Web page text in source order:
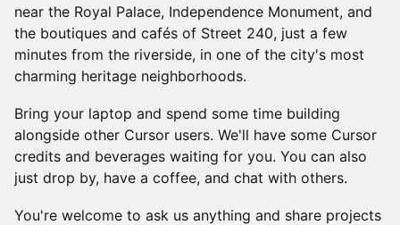
near the Royal Palace, Independence Monument, and
the boutiques and cafés of Street 240, just a few
minutes from the riverside, in one of the city's most
charming heritage neighborhoods.
Bring your laptop and spend some time building
alongside other Cursor users. We'll have some Cursor
credits and beverages waiting for you. You can also
just drop by, have a coffee, and chat with others.
You're welcome to ask us anything and share projects